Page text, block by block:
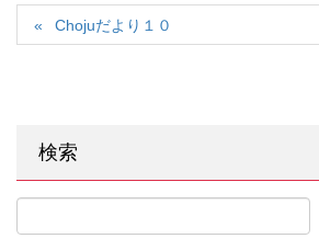
Chojuだより１０
検索